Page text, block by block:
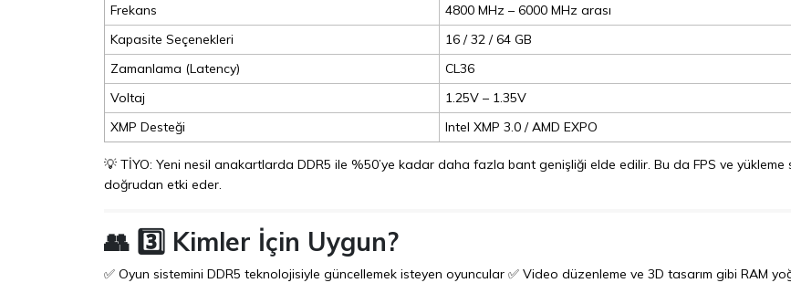
Frekans
4800 MHz – 6000 MHz arası
Kapasite Seçenekleri
16 / 32 / 64 GB
Zamanlama (Latency)
CL36
Voltaj
1.25V – 1.35V
XMP Desteği
Intel XMP 3.0 / AMD EXPO
💡 TİYO: Yeni nesil anakartlarda DDR5 ile %50’ye kadar daha fazla bant genişliği elde edilir. Bu da FPS ve yükleme
doğrudan etki eder.
👥 3️⃣ Kimler İçin Uygun?
✅ Oyun sistemini DDR5 teknolojisiyle güncellemek isteyen oyuncular ✅ Video düzenleme ve 3D tasarım gibi RAM